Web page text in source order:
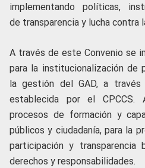
implementando políticas,
de transparencia y lucha contra
A través de este Convenio se
para la institucionalización de
la gestión del GAD, a
establecida por el CPCCS.
procesos de formación y
públicos y ciudadanía, para la
participación y transparencia
derechos y responsabilidades.